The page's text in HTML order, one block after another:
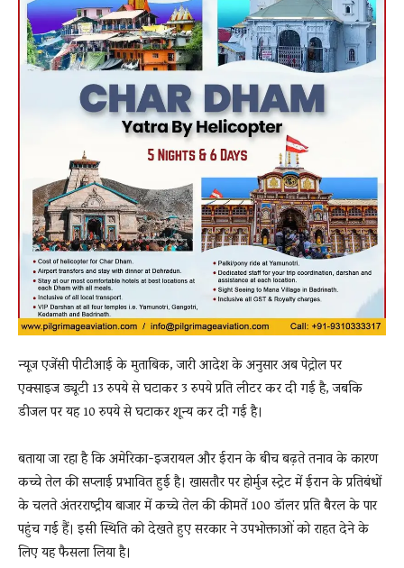
न्यूज एजेंसी पीटीआई के मुताबिक, जारी आदेश के अनुसार अब पेट्रोल पर
एक्साइज ड्यूटी 13 रुपये से घटाकर 3 रुपये प्रति लीटर कर दी गई है, जबकि
डीजल पर यह 10 रुपये से घटाकर शून्य कर दी गई है।
बताया जा रहा है कि अमेरिका-इजरायल और ईरान के बीच बढ़ते तनाव के कारण
कच्चे तेल की सप्लाई प्रभावित हुई है। खासतौर पर होर्मुज स्ट्रेट में ईरान के प्रतिबंधों
के चलते अंतरराष्ट्रीय बाजार में कच्चे तेल की कीमतें 100 डॉलर प्रति बैरल के पार
पहुंच गई हैं। इसी स्थिति को देखते हुए सरकार ने उपभोक्ताओं को राहत देने के
लिए यह फैसला लिया है।